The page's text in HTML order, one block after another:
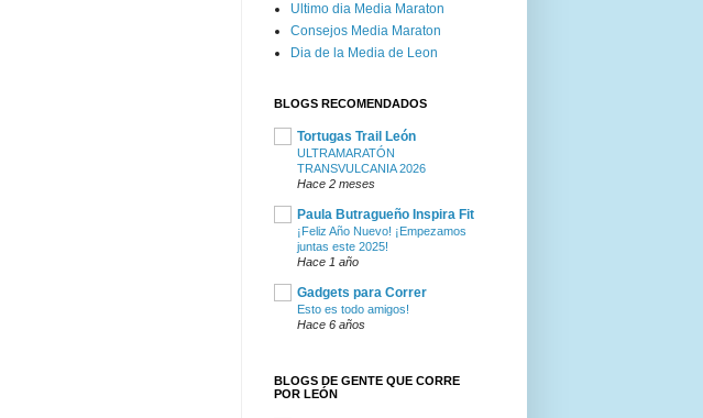
Ultimo dia Media Maraton
Consejos Media Maraton
Dia de la Media de Leon
BLOGS RECOMENDADOS
Tortugas Trail León
ULTRAMARATÓN
TRANSVULCANIA 2026
Hace 2 meses
Paula Butragueño Inspira Fit
¡Feliz Año Nuevo! ¡Empezamos
juntas este 2025!
Hace 1 año
Gadgets para Correr
Esto es todo amigos!
Hace 6 años
BLOGS DE GENTE QUE CORRE
POR LEÓN